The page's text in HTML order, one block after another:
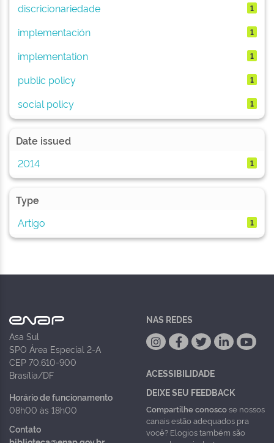
discricionariedade 1
implementación 1
implementation 1
public policy 1
social policy 1
Date issued
2014
1
Type
Artigo
1
Asa Sul
SPO Área Especial 2-A
CEP 70.610-900
Brasília/DF
Horário de funcionamento
08h00 às 18h00
Contato
NAS REDES
ACESSIBILIDADE
DEIXE SEU FEEDBACK
Compartilhe conoscose nossos
canais estão adequados pra
você? Elogios também são